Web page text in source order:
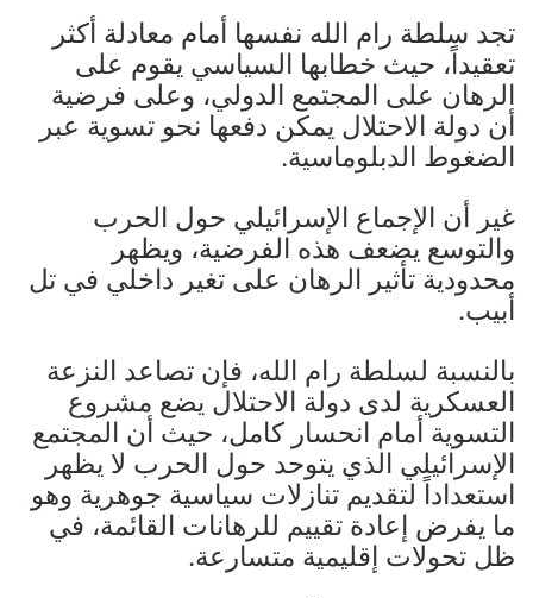
تجد سلطة رام الله نفسها أمام معادلة أكثر
تعقيداً، حيث خطابها السياسي يقوم على
الرهان على المجتمع الدولي، وعلى فرضية
أن دولة الاحتلال يمكن دفعها نحو تسوية عبر
الضغوط الدبلوماسية.
غير أن الإجماع الإسرائيلي حول الحرب
والتوسع يضعف هذه الفرضية، ويظهر
محدودية تأثير الرهان على تغير داخلي في تل
أبيب.
بالنسبة لسلطة رام الله، فإن تصاعد النزعة
العسكرية لدى دولة الاحتلال يضع مشروع
التسوية أمام انحسار كامل، حيث أن المجتمع
الإسرائيلي الذي يتوحد حول الحرب لا يظهر
استعداداً لتقديم تنازلات سياسية جوهرية وهو
ما يفرض إعادة تقييم للرهانات القائمة، في
ظل تحولات إقليمية متسارعة.